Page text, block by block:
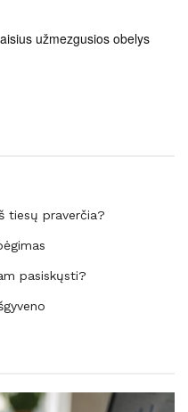
užmezgusios obelys
tiesų praverčia?
pasiskųsti?